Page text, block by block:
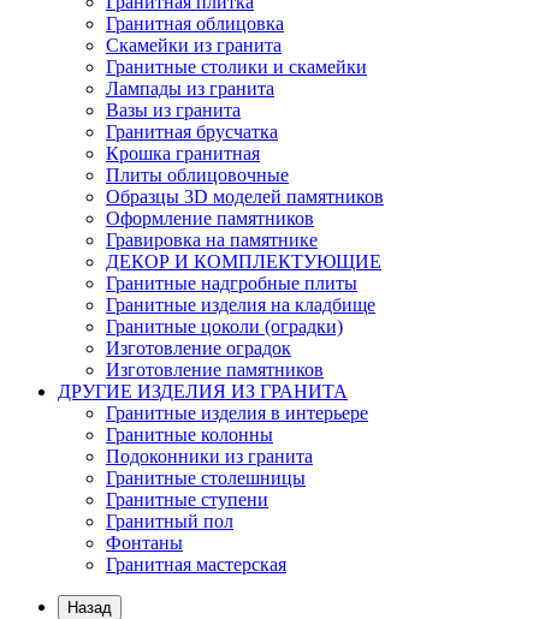
Гранитная облицовка
Скамейки из гранита
Гранитные столики и скамейки
Лампады из гранита
Вазы из гранита
Гранитная брусчатка
Крошка гранитная
Плиты облицовочные
Образцы 3D моделей памятников
Оформление памятников
Гравировка на памятнике
ДЕКОР И КОМПЛЕКТУЮЩИЕ
Гранитные надгробные плиты
Гранитные изделия на кладбище
Гранитные цоколи (оградки)
Изготовление оградок
Изготовление памятников
ДРУГИЕ ИЗДЕЛИЯ ИЗ ГРАНИТА
Гранитные изделия в интерьере
Гранитные колонны
Подоконники из гранита
Гранитные столешницы
Гранитные ступени
Гранитный пол
Фонтаны
Гранитная мастерская
Назад